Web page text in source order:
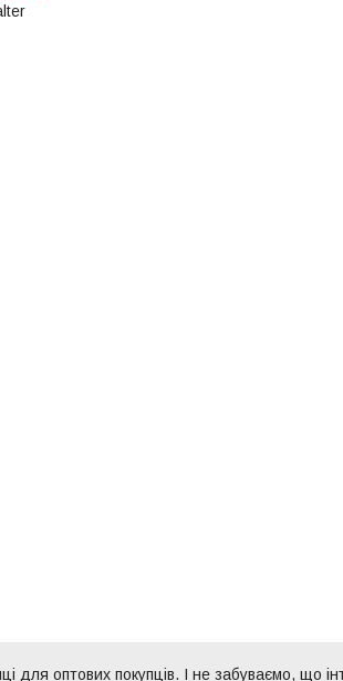
для оптових покупців. І не забуваємо, що